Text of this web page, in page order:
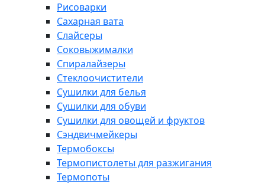
Рисоварки
Сахарная вата
Слайсеры
Соковыжималки
Спиралайзеры
Стеклоочистители
Сушилки для белья
Сушилки для обуви
Сушилки для овощей и фруктов
Сэндвичмейкеры
Термобоксы
Термопистолеты для разжигания
Термопоты